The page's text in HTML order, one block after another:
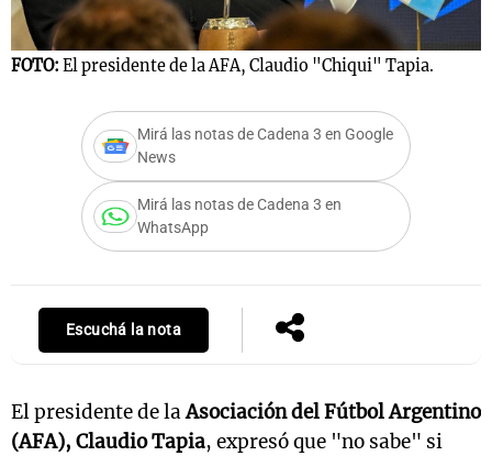
FOTO: El presidente de la AFA, Claudio "Chiqui" Tapia.
Mirá las notas de Cadena 3 en Google
News
Mirá las notas de Cadena 3 en
WhatsApp
Escuchá la nota
El presidente de laAsociación del Fútbol Argentino
(AFA), Claudio Tapia, expresó que "no sabe" si